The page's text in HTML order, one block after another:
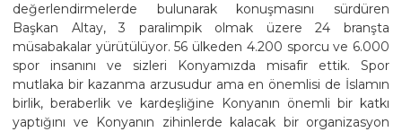
değerlendirmelerde bulunarak konuşmasını sürdüren
Başkan Altay, 3 paralimpik olmak üzere 24 branşta
müsabakalar yürütülüyor. 56 ülkeden 4.200 sporcu ve 6.000
spor insanını ve sizleri Konyamızda misafir ettik. Spor
mutlaka bir kazanma arzusudur ama en önemlisi de İslamın
birlik, beraberlik ve kardeşliğine Konyanın önemli bir katkı
yaptığını ve Konyanın zihinlerde kalacak bir organizasyon